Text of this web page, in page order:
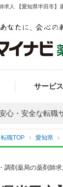
求人 【愛知県半田市
サービ
心・安全な転職
職TOP 愛知県
調剤薬局の薬剤師求